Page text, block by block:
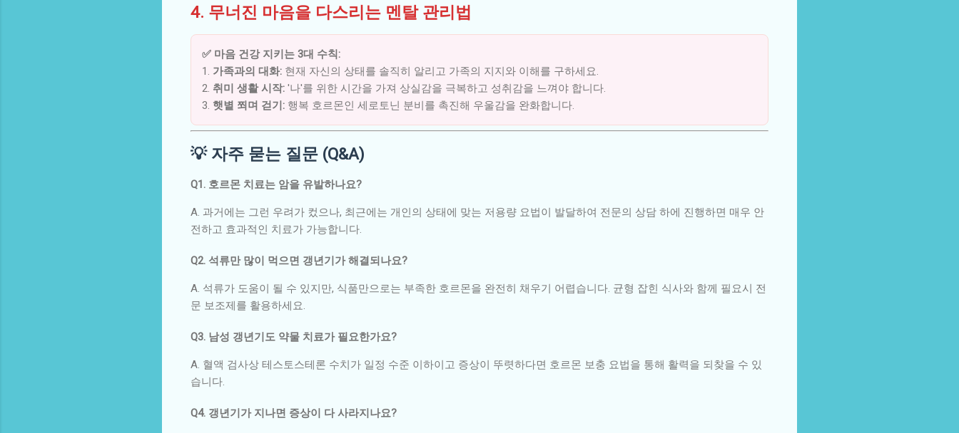
4. 무너진 마음을 다스리는 멘탈 관리법
✅ 마음 건강 지키는 3대 수칙:
1. 가족과의 대화: 현재 자신의 상태를 솔직히 알리고 가족의 지지와 이해를 구하세요.
2. 취미 생활 시작: '나'를 위한 시간을 가져 상실감을 극복하고 성취감을 느껴야 합니다.
3. 햇볕 쬐며 걷기: 행복 호르몬인 세로토닌 분비를 촉진해 우울감을 완화합니다.
💡 자주 묻는 질문 (Q&A)
Q1. 호르몬 치료는 암을 유발하나요?
A. 과거에는 그런 우려가 컸으나, 최근에는 개인의 상태에 맞는 저용량 요법이 발달하여 전문의 상담 하에 진행하면 매우 안
전하고 효과적인 치료가 가능합니다.
Q2. 석류만 많이 먹으면 갱년기가 해결되나요?
A. 석류가 도움이 될 수 있지만, 식품만으로는 부족한 호르몬을 완전히 채우기 어렵습니다. 균형 잡힌 식사와 함께 필요시 전
문 보조제를 활용하세요.
Q3. 남성 갱년기도 약물 치료가 필요한가요?
A. 혈액 검사상 테스토스테론 수치가 일정 수준 이하이고 증상이 뚜렷하다면 호르몬 보충 요법을 통해 활력을 되찾을 수 있
습니다.
Q4. 갱년기가 지나면 증상이 다 사라지나요?